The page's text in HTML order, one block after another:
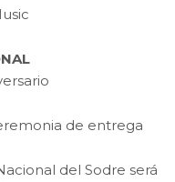
de entrega
del Sodre será